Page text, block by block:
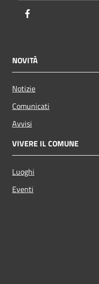
NOVITÀ
Notizie
Comunicati
Avvisi
VIVERE IL COMUNE
Luoghi
Eventi